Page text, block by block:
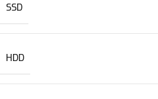
SSD
HDD